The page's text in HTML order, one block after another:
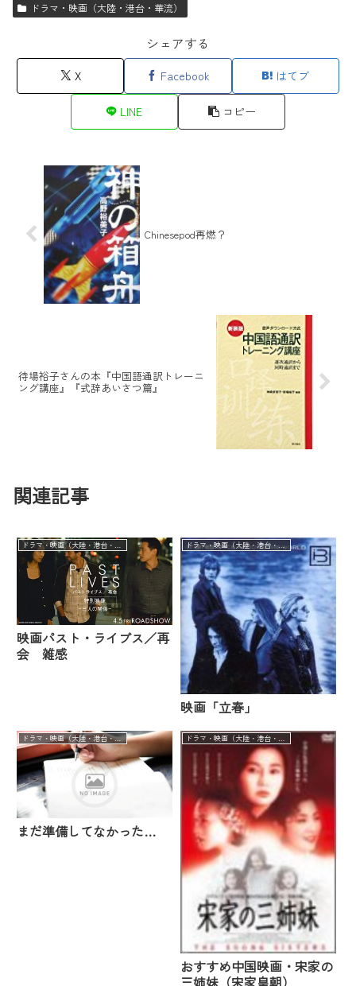
ドラマ・映画（大陸・港台・華流）
シェアする
X Facebook はてブ
LINE コピー
Chinesepod再燃？
待場裕子さんの本『中国語通訳トレーニ
ング講座』『式辞あいさつ篇』
関連記事
ドラマ・映画（大陸・港台・華流）
映画パスト・ライブス／再
会 雑感
ドラマ・映画（大陸・港台・華流）
映画「立春」
ドラマ・映画（大陸・港台・華流）
まだ準備してなかった…
ドラマ・映画（大陸・港台・華流）
おすすめ中国映画・宋家の
三姉妹（宋家皇朝）